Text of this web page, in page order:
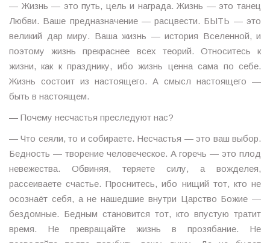
— Жизнь — это путь, цель и награда. Жизнь — это танец
Любви. Ваше предназначение — расцвести. БЫТЬ — это
великий дар миру. Ваша жизнь — история Вселенной, и
поэтому жизнь прекраснее всех теорий. Относитесь к
жизни, как к празднику, ибо жизнь ценна сама по себе.
Жизнь состоит из настоящего. А смысл настоящего —
быть в настоящем.
— Почему несчастья преследуют нас?
— Что сеяли, то и собираете. Несчастья — это ваш выбор.
Бедность — творение человеческое. А горечь — это плод
невежества. Обвиняя, теряете силу, а вожделея,
рассеиваете счастье. Проснитесь, ибо нищий тот, кто не
осознаёт себя, а не нашедшие внутри Царство Божие —
бездомные. Бедным становится тот, кто впустую тратит
время. Не превращайте жизнь в прозябание. Не